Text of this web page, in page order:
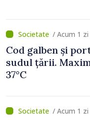
/ Acum 1 zi
Cod galben și
sudul țării.
37°C
/ Acum 1 zi